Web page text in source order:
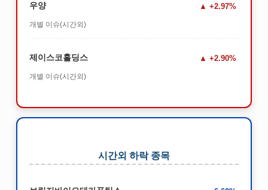
우양
개별 이슈(시간외)
+2.97%
제이스코홀딩스
개별 이슈(시간외)
+2.90%
시간외 하락 종목